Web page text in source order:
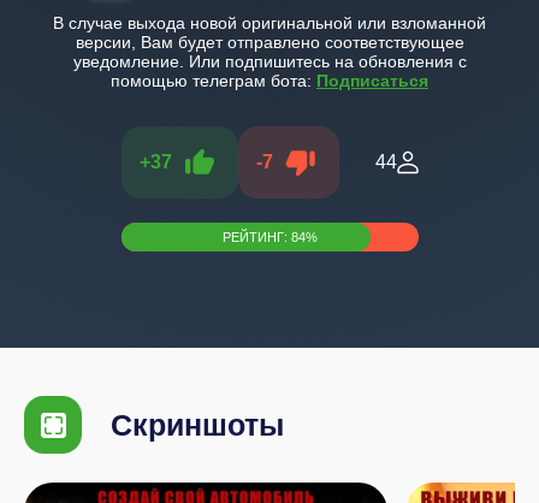
В случае выхода новой оригинальной или взломанной
версии, Вам будет отправлено соответствующее
уведомление. Или подпишитесь на обновления с
помощью телеграм бота: Подписаться
+37 -7 44
РЕЙТИНГ: 84%
Скриншоты